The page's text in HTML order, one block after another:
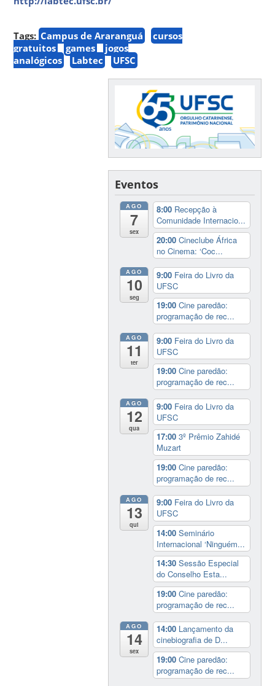
Tags: Campus de Araranguá
cursos
gratuitos
games
jogos
analógicos
Labtec UFSC
Eventos
AGO
7
sex
8:00 Recepção à
Comunidade Internacio...
20:00Cineclube África
no Cinema: ‘Coc...
AGO
10
seg
9:00 Feira do Livro da
UFSC
19:00Cine paredão:
programação de rec...
AGO
11
ter
9:00 Feira do Livro da
UFSC
19:00Cine paredão:
programação de rec...
AGO
12
qua
9:00 Feira do Livro da
UFSC
17:003º Prêmio Zahidé
Muzart
19:00Cine paredão:
programação de rec...
AGO
13
qui
9:00 Feira do Livro da
UFSC
14:00Seminário
Internacional ‘Ninguém...
14:30Sessão Especial
do Conselho Esta...
19:00Cine paredão:
programação de rec...
AGO
14
sex
14:00 Lançamento da
cinebiografia de D...
19:00Cine paredão:
programação de rec...